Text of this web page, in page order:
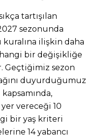
tartışılan
sezonunda
ilişkin daha
bir değişikliğe
Geçtiğimiz sezon
duyurduğumuz
vereceği 10
bir yaş kriteri
14 yabancı